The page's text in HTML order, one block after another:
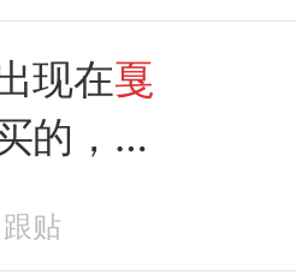
现在戛
的，墨
跟贴